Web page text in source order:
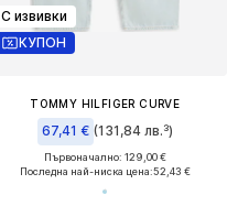
С извивки
КУПОН
TOMMY HILFIGER CURVE
67,41 € (131,84 лв.³)
Първоначално: 129,00 €
Последна най-ниска цена:52,43 €